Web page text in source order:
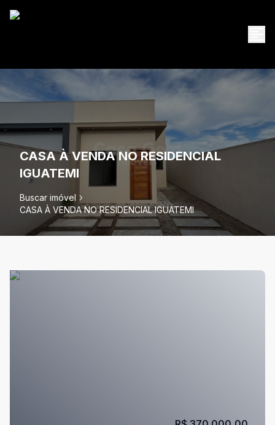
CASA À VENDA NO RESIDENCIAL
IGUATEMI
Buscar imóvel
CASA À VENDA NO RESIDENCIAL IGUATEMI